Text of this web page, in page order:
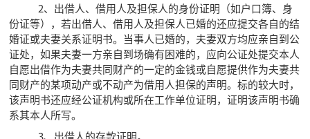
2、出借人、借用人及担保人的身份证明（如户口簿、身
份证等），若出借人、借用人及担保人已婚的还应提交各自的结
婚证或夫妻关系证明书。当事人已婚的，夫妻双方均应亲自到公
证处，如果夫妻一方亲自到场确有困难的，应向公证处提交本人
自愿出借作为夫妻共同财产的一定的金钱或自愿提供作为夫妻共
同财产的某项动产或不动产为借用人担保的声明。标的较大时，
该声明书还应经公证机构或所在工作单位证明，证明该声明书确
系其本人所写。
3、出借人的存款证明。